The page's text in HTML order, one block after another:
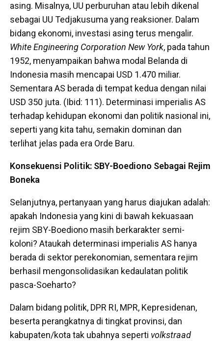
asing. Misalnya, UU perburuhan atau lebih dikenal
sebagai UU Tedjakusuma yang reaksioner. Dalam
bidang ekonomi, investasi asing terus mengalir.
White Engineering Corporation New York, pada tahun
1952, menyampaikan bahwa modal Belanda di
Indonesia masih mencapai USD 1.470 miliar.
Sementara AS berada di tempat kedua dengan nilai
USD 350 juta. (Ibid: 111). Determinasi imperialis AS
terhadap kehidupan ekonomi dan politik nasional ini,
seperti yang kita tahu, semakin dominan dan
terlihat jelas pada era Orde Baru.
Konsekuensi Politik: SBY-Boediono Sebagai Rejim
Boneka
Selanjutnya, pertanyaan yang harus diajukan adalah:
apakah Indonesia yang kini di bawah kekuasaan
rejim SBY-Boediono masih berkarakter semi-
koloni? Ataukah determinasi imperialis AS hanya
berada di sektor perekonomian, sementara rejim
berhasil mengonsolidasikan kedaulatan politik
pasca-Soeharto?
Dalam bidang politik, DPR RI, MPR, Kepresidenan,
beserta perangkatnya di tingkat provinsi, dan
kabupaten/kota tak ubahnya seperti volkstraad